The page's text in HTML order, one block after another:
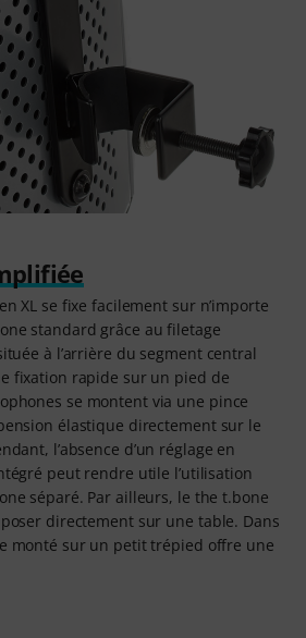
XL se fixe facilement sur n’importe
standard grâce au filetage
à l’arrière du segment central
fixation rapide sur un pied de
se montent via une pince
élastique directement sur le
l’absence d’un réglage en
peut rendre utile l’utilisation
séparé. Par ailleurs, le the t.bone
directement sur une table. Dans
monté sur un petit trépied offre une